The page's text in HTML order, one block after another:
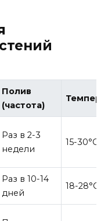
Полив
(частота)
Раз в 2-3
недели
15-30°C
Раз в 10-14
дней
18-28°C